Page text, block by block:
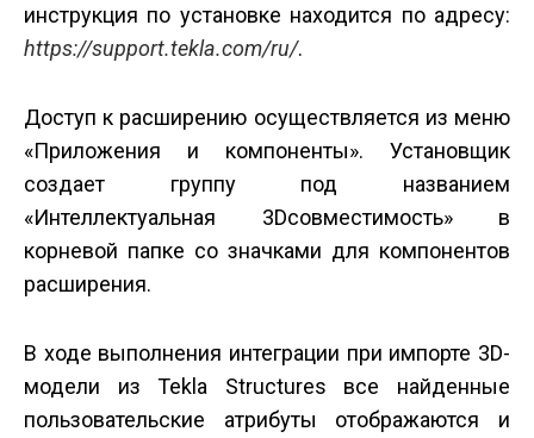
инструкция по установке находится по адресу:
https://support.tekla.com/ru/.
Доступ к расширению осуществляется из меню
«Приложения и компоненты». Установщик
создает группу под названием
«Интеллектуальная 3D­совместимость» в
корневой папке со значками для компонентов
расширения.
В ходе выполнения интеграции при импорте 3D­
модели из Tekla Structures все найденные
пользовательские атрибуты отображаются и